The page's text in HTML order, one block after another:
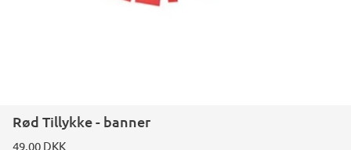
Rød Tillykke - banner
49,00 DKK